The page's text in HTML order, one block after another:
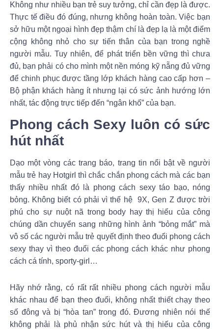
Không như nhiều bạn trẻ suy tưởng, chỉ cần đẹp là được.
Thực tế điều đó đúng, nhưng không hoàn toàn. Việc bạn
sở hữu một ngoại hình đẹp thậm chí là đẹp lạ là một điểm
cộng không nhỏ cho sự tiến thân của bạn trong nghề
người mẫu. Tuy nhiên, để phát triển bền vững thì chưa
đủ, bạn phải có cho mình một nền móng kỹ nẵng đủ vững
để chinh phục được tầng lớp khách hàng cao cấp hơn –
Bộ phận khách hàng ít nhưng lại có sức ảnh hướng lớn
nhất, tác động trực tiếp đến “ngân khố” của bạn.
Phong cách Sexy luôn có sức
hút nhất
Dạo một vòng các trang báo, trang tin nổi bật về người
mẫu trẻ hay Hotgirl thì chắc chắn phong cách mà các bạn
thấy nhiều nhất đó là phong cách sexy táo bạo, nóng
bỏng. Không biết có phải vì thế hệ 9X, Gen Z được trời
phú cho sự nuột nã trong body hay thị hiếu của công
chúng dần chuyển sang những hình ảnh “bỏng mắt” mà
vô số các người mẫu trẻ quyết định theo đuổi phong cách
sexy thay vì theo đuổi các phong cách khác như phong
cách cá tính, sporty-girl…
Hãy nhớ rằng, có rất rất nhiều phong cách người mẫu
khác nhau để bạn theo đuổi, không nhất thiết chạy theo
số đông và bị “hòa tan” trong đó. Đương nhiên nói thế
không phải là phủ nhận sức hút và thị hiếu của công